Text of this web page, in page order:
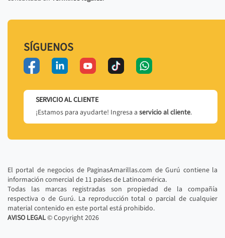
SÍGUENOS
SERVICIO AL CLIENTE
¡Estamos para ayudarte! Ingresa a servicio al cliente.
El portal de negocios de PaginasAmarillas.com de Gurú contiene la
información comercial de 11 países de Latinoamérica.
Todas las marcas registradas son propiedad de la compañía
respectiva o de Gurú. La reproducción total o parcial de cualquier
material contenido en este portal está prohibido.
AVISO LEGAL© Copyright2026